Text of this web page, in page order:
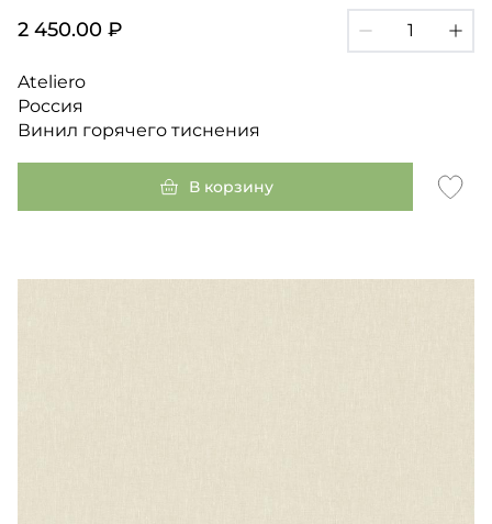
2 450.00 ₽
Ateliero
Россия
Винил горячего тиснения
В корзину